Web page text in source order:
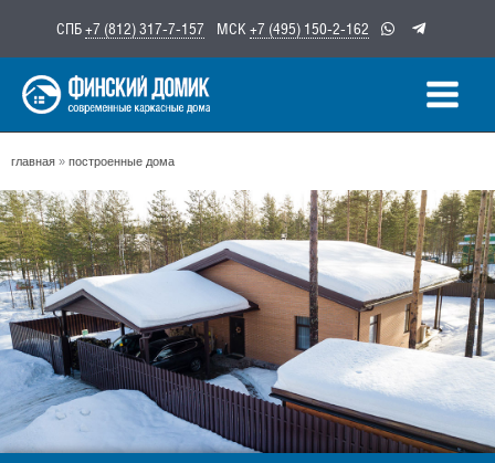
содержимому
СПБ+7 (812) 317-7-157 МСК +7 (495) 150-2-162
главная » построенные дома